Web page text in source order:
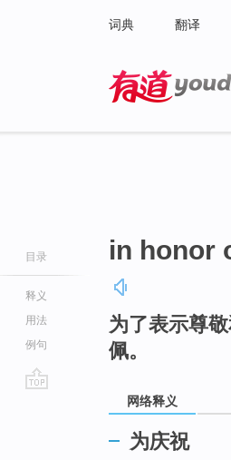
词典 翻译
目录
释义
用法
例句
in honor
为了表示尊
佩。
网络释义
为庆祝